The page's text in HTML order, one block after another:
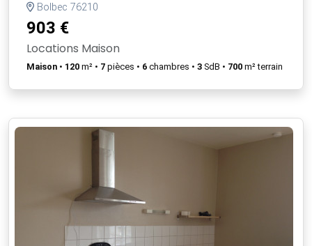
Bolbec 76210
903 €
Locations Maison
Maison • 120 m² • 7 pièces • 6 chambres • 3 SdB • 700 m² terrain